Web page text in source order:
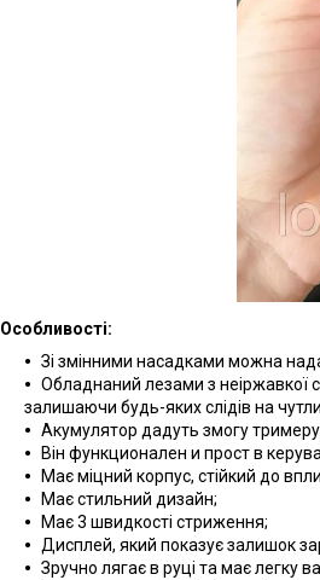
Особливості:
Зі змінними насадками можна
Обладнаний лезами з неіржавкої
залишаючи будь-яких слідів на
Акумулятор дадуть змогу
Він функционален и прост в
Має міцний корпус, стійкий до
Має стильний дизайн;
Має 3 швидкості стриження;
Дисплей, який показує залишок
Зручно лягає в руці та має легку